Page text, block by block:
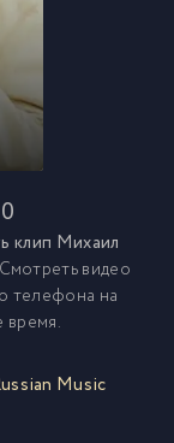
0
клип Михаил
видео
телефона на
время.
Music